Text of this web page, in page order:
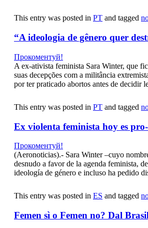
This entry was posted in PT and tagged
“A ideologia de gênero quer
Прокоментуй!
A ex-ativista feminista Sara Winter, que
suas decepções com a militância
por ter praticado abortos antes de decidir
This entry was posted in PT and tagged
Ex violenta feminista hoy es
Прокоментуй!
(Aeronoticias).- Sara Winter –cuyo
desnudo a favor de la agenda feminista,
ideología de género e incluso ha pedido
This entry was posted in ES and tagged
Femen sì o Femen no? Dal